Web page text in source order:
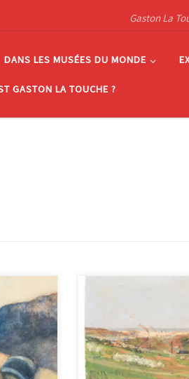
Gaston La
DANS LES MUSÉES DU MONDE
GASTON LA TOUCHE ?
un
papier
à droite
toile, 32 x 40 cm, signé
droite. Cette oeuvre a
vraisemblablement […]